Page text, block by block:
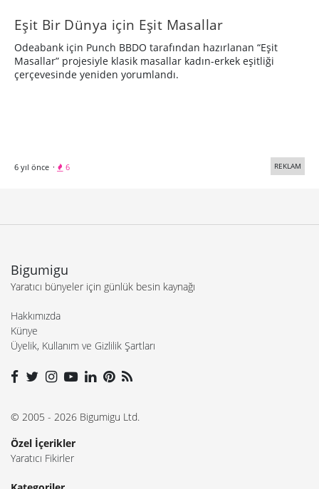
Eşit Bir Dünya için Eşit Masallar
Odeabank için Punch BBDO tarafından hazırlanan “Eşit
Masallar” projesiyle klasik masallar kadın-erkek eşitliği
çerçevesinde yeniden yorumlandı.
6 yıl önce · 6 REKLAM
Bigumigu
Yaratıcı bünyeler için günlük besin kaynağı
Hakkımızda
Künye
Üyelik, Kullanım ve Gizlilik Şartları
© 2005 - 2026 Bigumigu Ltd.
Özel İçerikler
Yaratıcı Fikirler